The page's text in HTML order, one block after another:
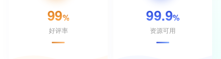
99%
好评率
99.9%
资源可用